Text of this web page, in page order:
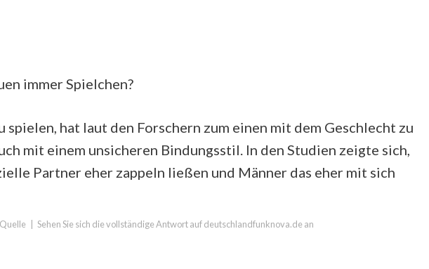
immer Spielchen?
spielen, hat laut den Forschern zum einen mit dem Geschlecht zu
mit einem unsicheren Bindungsstil. In den Studien zeigte sich,
Partner eher zappeln ließen und Männer das eher mit sich
Sehen Sie sich die vollständige Antwort auf deutschlandfunknova.de an